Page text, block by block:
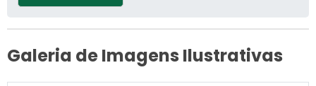
Galeria de Imagens Ilustrativas